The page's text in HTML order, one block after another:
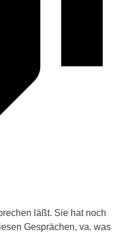
läßt. Sie hat noch
Gesprächen, va. was